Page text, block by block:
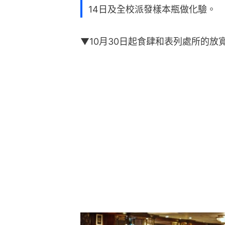
14日及全校派發樣本瓶做化驗。
▼10月30日起食肆和表列處所的放